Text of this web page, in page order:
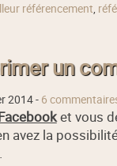
référencement,
un
2014- 6
et vous
avez la